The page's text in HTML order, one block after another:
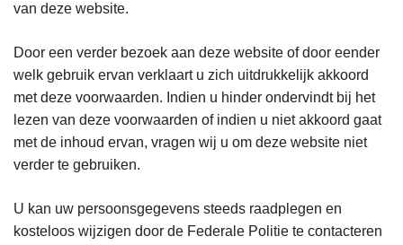
van deze website.
Door een verder bezoek aan deze website of door eender
welk gebruik ervan verklaart u zich uitdrukkelijk akkoord
met deze voorwaarden. Indien u hinder ondervindt bij het
lezen van deze voorwaarden of indien u niet akkoord gaat
met de inhoud ervan, vragen wij u om deze website niet
verder te gebruiken.
U kan uw persoonsgegevens steeds raadplegen en
kosteloos wijzigen door de Federale Politie te contacteren